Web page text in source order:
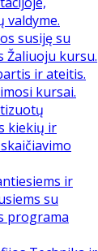
valdyme.
susiję su
Žaliuoju kursu.
ir ateitis.
kursai.
kiekių ir
ir
su
programa